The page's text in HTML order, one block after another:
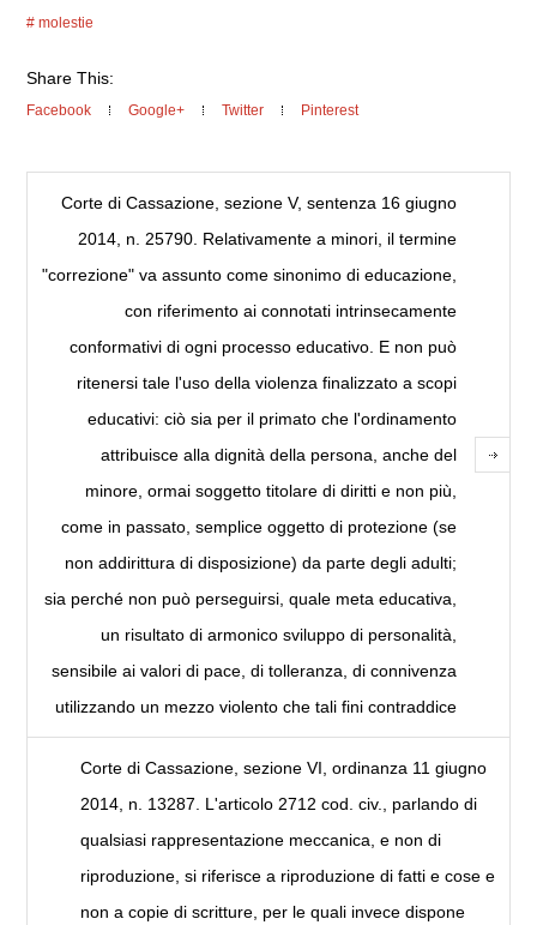
molestie
Share This:
Facebook Google+ Twitter Pinterest
Corte di Cassazione, sezione V, sentenza 16 giugno
2014, n. 25790. Relativamente a minori, il termine
"correzione" va assunto come sinonimo di educazione,
con riferimento ai connotati intrinsecamente
conformativi di ogni processo educativo. E non può
ritenersi tale l'uso della violenza finalizzato a scopi
educativi: ciò sia per il primato che l'ordinamento
attribuisce alla dignità della persona, anche del
minore, ormai soggetto titolare di diritti e non più,
come in passato, semplice oggetto di protezione (se
non addirittura di disposizione) da parte degli adulti;
sia perché non può perseguirsi, quale meta educativa,
un risultato di armonico sviluppo di personalità,
sensibile ai valori di pace, di tolleranza, di connivenza
utilizzando un mezzo violento che tali fini contraddice
Corte di Cassazione, sezione VI, ordinanza 11 giugno
2014, n. 13287. L'articolo 2712 cod. civ., parlando di
qualsiasi rappresentazione meccanica, e non di
riproduzione, si riferisce a riproduzione di fatti e cose e
non a copie di scritture, per le quali invece dispone